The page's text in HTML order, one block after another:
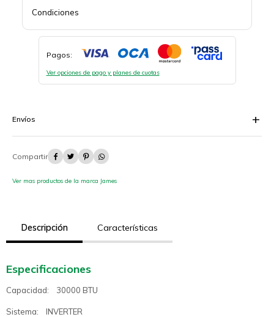
Condiciones
Pagos:
Ver opciones de pago y planes de cuotas
Envíos
   
Ver mas productos de la marca James
Descripción Características
Especificaciones
Capacidad: 30000 BTU
Sistema: INVERTER